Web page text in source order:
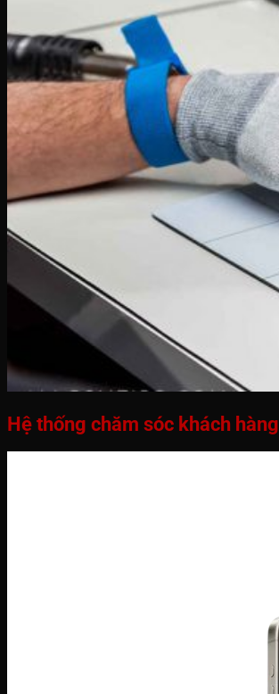
Hệ thống chăm sóc khách hàng